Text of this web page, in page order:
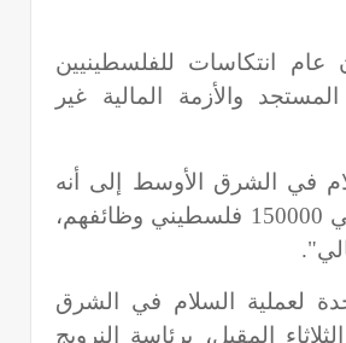
- قالت الأمم المتحدة إن عام 2020 كان عام انتكاسات للفلسطينيين
والأزمة المالية غير
في الشرق الأوسط إلى أنه
"خلال إغلاق كوفيد-19 الأول في الربيع الماضي، فقد حوالي 150000 فلسطيني وظائفهم،
لعملية السلام في الشرق
المقبل، برئاسة النرويج